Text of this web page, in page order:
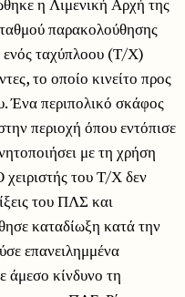
η Λιμενική Αρχή της
παρακολούθησης
ταχύπλοου (Τ/Χ)
το οποίο κινείτο προς
Ένα περιπολικό σκάφος
περιοχή όπου εντόπισε
με τη χρήση
του Τ/Χ δεν
του ΠΛΣ και
καταδίωξη κατά την
επανειλημμένα
άμεσο κίνδυνο τη